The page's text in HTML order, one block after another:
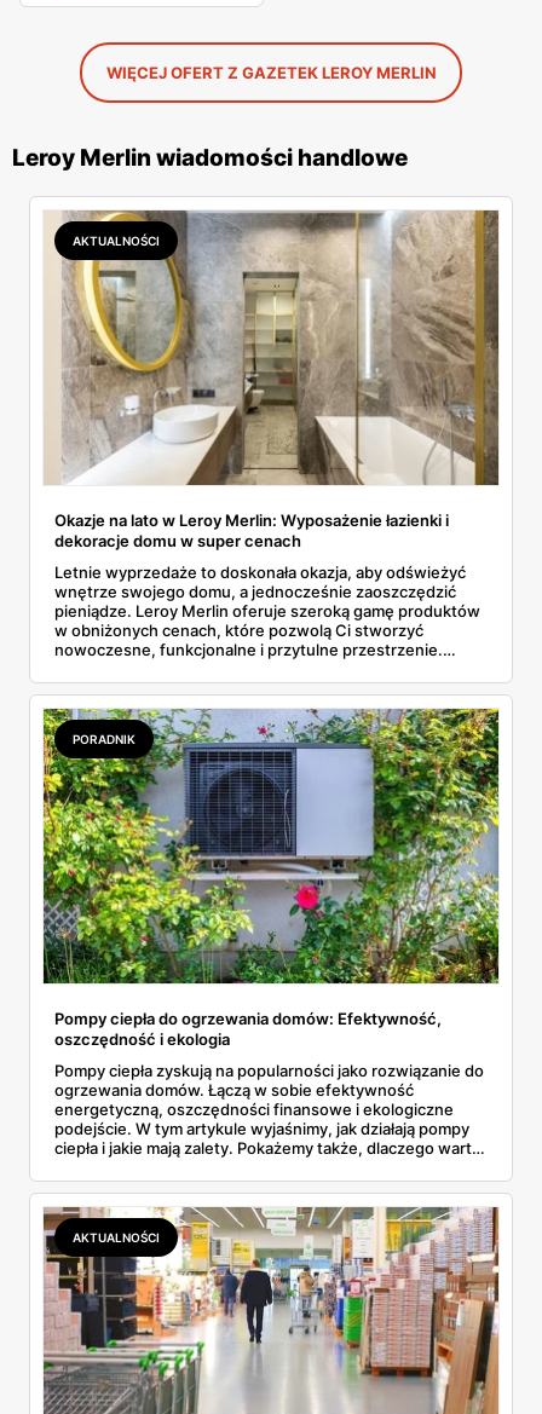
WIĘCEJ OFERT Z GAZETEK LEROY MERLIN
Leroy Merlin wiadomości handlowe
AKTUALNOŚCI
Okazje na lato w Leroy Merlin: Wyposażenie łazienki i
dekoracje domu w super cenach
Letnie wyprzedaże to doskonała okazja, aby odświeżyć
wnętrze swojego domu, a jednocześnie zaoszczędzić
pieniądze. Leroy Merlin oferuje szeroką gamę produktów
w obniżonych cenach, które pozwolą Ci stworzyć
nowoczesne, funkcjonalne i przytulne przestrzenie.
warto rozważyć podczas tegorocznych wyprzedaży.
PORADNIK
Pompy ciepła do ogrzewania domów: Efektywność,
oszczędność i ekologia
Pompy ciepła zyskują na popularności jako rozwiązanie do
ogrzewania domów. Łączą w sobie efektywność
energetyczną, oszczędności finansowe i ekologiczne
podejście. W tym artykule wyjaśnimy, jak działają pompy
ciepła i jakie mają zalety. Pokażemy także, dlaczego warto
rosnące ceny gazu i dodatkowe oszczędności dzięki
fotowoltaice oraz plany budowy elektrowni atomowych w
Polsce.
AKTUALNOŚCI